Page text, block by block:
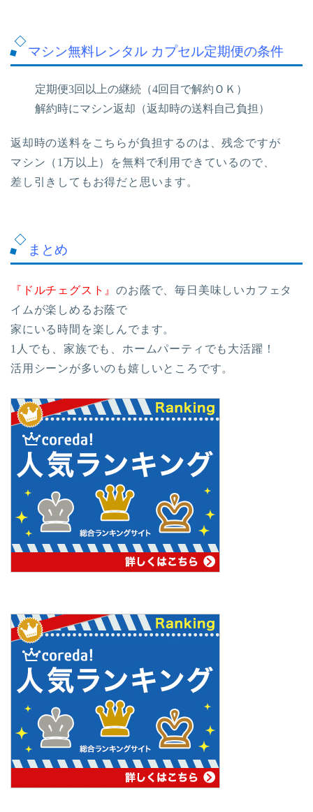
マシン無料レンタル カプセル定期便の条件
定期便3回以上の継続（4回目で解約ＯＫ）
解約時にマシン返却（返却時の送料自己負担）
返却時の送料をこちらが負担するのは、残念ですが
マシン（1万以上）を無料で利用できているので、
差し引きしてもお得だと思います。
まとめ
『ドルチェグスト』のお蔭で、毎日美味しいカフェタ
イムが楽しめるお蔭で
家にいる時間を楽しんでます。
1人でも、家族でも、ホームパーティでも大活躍！
活用シーンが多いのも嬉しいところです。